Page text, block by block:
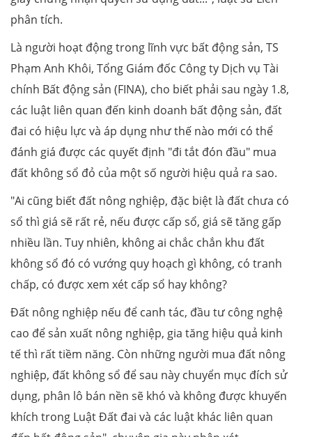
phân tích.
Là người hoạt động trong lĩnh vực bất động sản, TS
Phạm Anh Khôi, Tổng Giám đốc Công ty Dịch vụ Tài
chính Bất động sản (FINA), cho biết phải sau ngày 1.8,
các luật liên quan đến kinh doanh bất động sản, đất
đai có hiệu lực và áp dụng như thế nào mới có thể
đánh giá được các quyết định "đi tắt đón đầu" mua
đất không sổ đỏ của một số người hiệu quả ra sao.
"Ai cũng biết đất nông nghiệp, đặc biệt là đất chưa có
sổ thì giá sẽ rất rẻ, nếu được cấp sổ, giá sẽ tăng gấp
nhiều lần. Tuy nhiên, không ai chắc chắn khu đất
không sổ đó có vướng quy hoạch gì không, có tranh
chấp, có được xem xét cấp sổ hay không?
Đất nông nghiệp nếu để canh tác, đầu tư công nghệ
cao để sản xuất nông nghiệp, gia tăng hiệu quả kinh
tế thì rất tiềm năng. Còn những người mua đất nông
nghiệp, đất không sổ để sau này chuyển mục đích sử
dụng, phân lô bán nền sẽ khó và không được khuyến
khích trong Luật Đất đai và các luật khác liên quan